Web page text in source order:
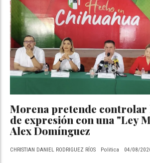
Morena pretende
de expresión con una "Ley
Alex Domínguez
CHRISTIAN DANIEL RODRIGUEZ RÍOS Politica 04/08/